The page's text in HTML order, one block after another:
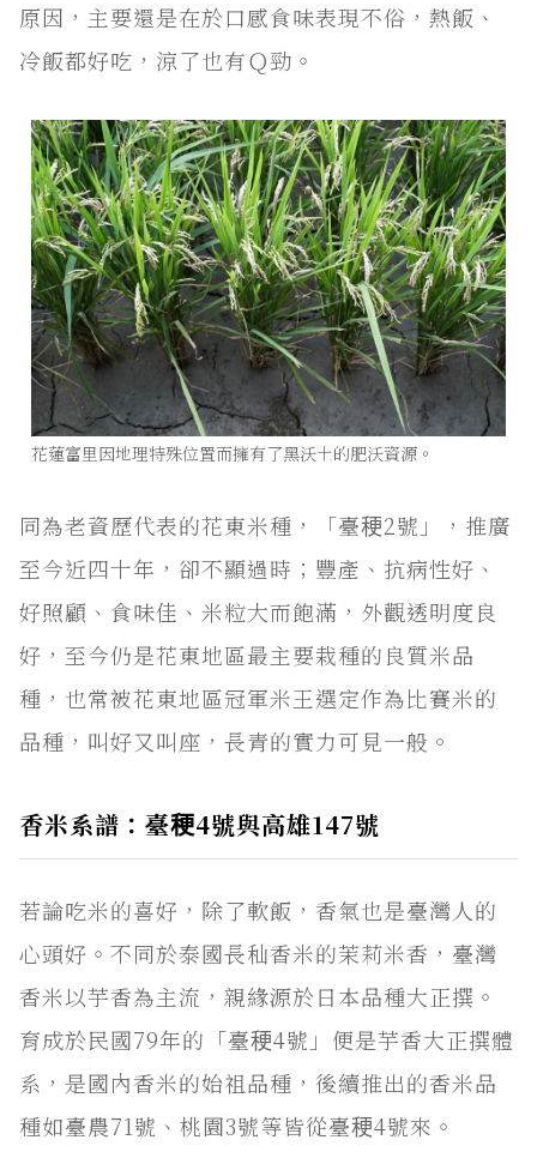
原因，主要還是在於口感食味表現不俗，熱飯、
冷飯都好吃，涼了也有Ｑ勁。
花蓮富里因地理特殊位置而擁有了黑沃土的肥沃資源。
同為老資歷代表的花東米種，「臺稉2號」，推廣
至今近四十年，卻不顯過時；豐產、抗病性好、
好照顧、食味佳、米粒大而飽滿，外觀透明度良
好，至今仍是花東地區最主要栽種的良質米品
種，也常被花東地區冠軍米王選定作為比賽米的
品種，叫好又叫座，長青的實力可見一般。
香米系譜：臺稉4號與高雄147號
若論吃米的喜好，除了軟飯，香氣也是臺灣人的
心頭好。不同於泰國長秈香米的茉莉米香，臺灣
香米以芋香為主流，親緣源於日本品種大正撰。
育成於民國79年的「臺稉4號」便是芋香大正撰體
系，是國內香米的始祖品種，後續推出的香米品
種如臺農71號、桃園3號等皆從臺稉4號來。